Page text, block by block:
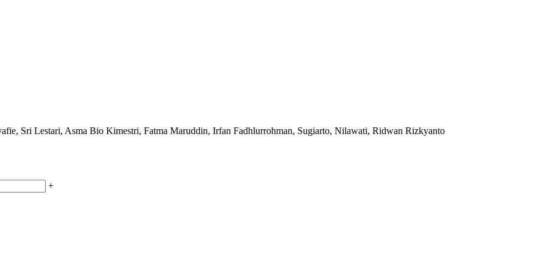
Sri Lestari, Asma Bio Kimestri, Fatma Maruddin, Irfan Fadhlurrohman, Sugiarto, Nilawati, Ridwan Rizkyanto
+